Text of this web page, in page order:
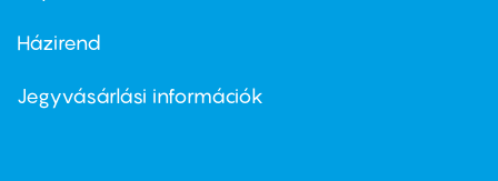
Footer
second
Házirend
Jegyvásárlási információk